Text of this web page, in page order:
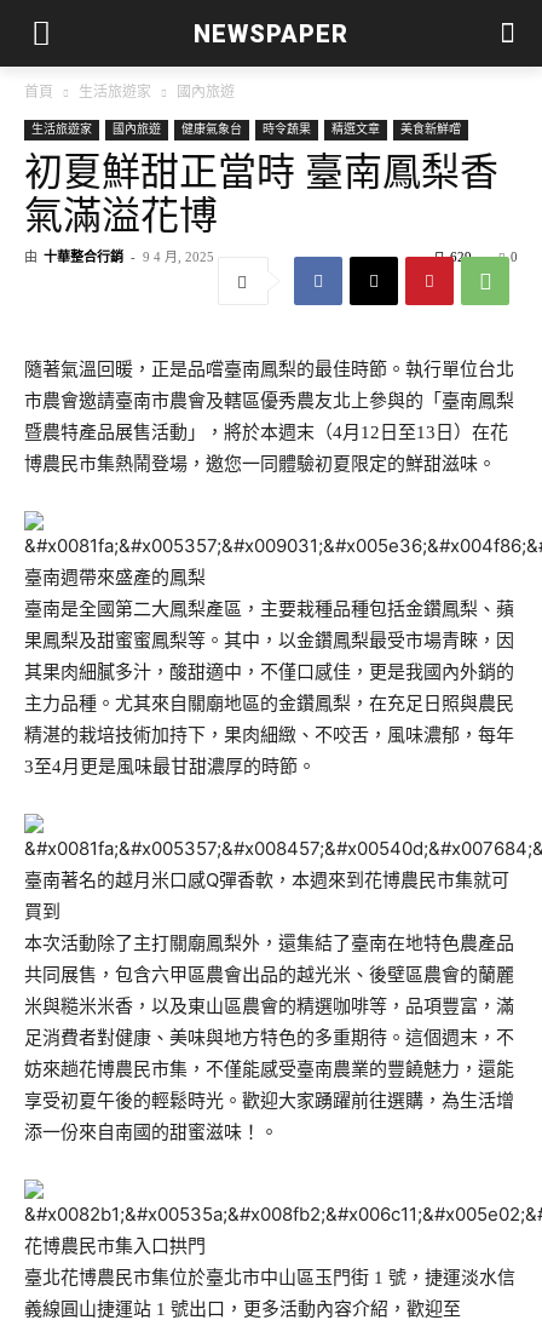
NEWSPAPER
首頁 生活旅遊家 國內旅遊
生活旅遊家 國內旅遊 健康氣象台 時令蔬果 精選文章 美食新鮮嚐
初夏鮮甜正當時 臺南鳳梨香
氣滿溢花博
由 十華整合行銷 - 9 4 月, 2025 0
629
隨著氣溫回暖，正是品嚐臺南鳳梨的最佳時節。執行單位台北
市農會邀請臺南市農會及轄區優秀農友北上參與的「臺南鳳梨
暨農特產品展售活動」，將於本週末（4月12日至13日）在花
博農民市集熱鬧登場，邀您一同體驗初夏限定的鮮甜滋味。
臺南週帶來盛產的鳳梨
臺南是全國第二大鳳梨產區，主要栽種品種包括金鑽鳳梨、蘋
果鳳梨及甜蜜蜜鳳梨等。其中，以金鑽鳳梨最受市場青睞，因
其果肉細膩多汁，酸甜適中，不僅口感佳，更是我國內外銷的
主力品種。尤其來自關廟地區的金鑽鳳梨，在充足日照與農民
精湛的栽培技術加持下，果肉細緻、不咬舌，風味濃郁，每年
3至4月更是風味最甘甜濃厚的時節。
臺南著名的越月米口感Q彈香軟，本週來到花博農民市集就可
買到
本次活動除了主打關廟鳳梨外，還集結了臺南在地特色農產品
共同展售，包含六甲區農會出品的越光米、後壁區農會的蘭麗
米與糙米米香，以及東山區農會的精選咖啡等，品項豐富，滿
足消費者對健康、美味與地方特色的多重期待。這個週末，不
妨來趟花博農民市集，不僅能感受臺南農業的豐饒魅力，還能
享受初夏午後的輕鬆時光。歡迎大家踴躍前往選購，為生活增
添一份來自南國的甜蜜滋味！。
花博農民市集入口拱門
臺北花博農民市集位於臺北市中山區玉門街 1 號，捷運淡水信
義線圓山捷運站 1 號出口，更多活動內容介紹，歡迎至